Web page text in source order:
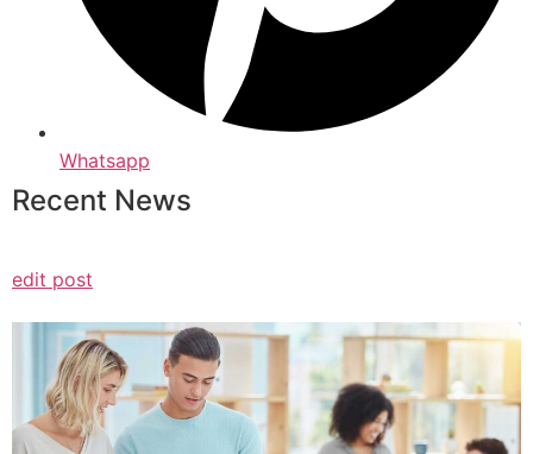
Whatsapp
Recent News
edit post